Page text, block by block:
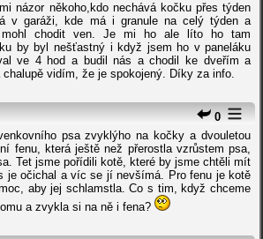
názor někoho,kdo nechává kočku přes týden
v garáži, kde má i granule na celý týden a
mohl chodit ven. Je mi ho ale líto ho tam
by byl nešťastný i když jsem ho v paneláku
ve 4 hod a budil nás a chodil ke dveřím a
vidím, že je spokojený. Díky za info.
0
psa zvyklýho na kočky a dvouletou
fenu, která ještě než přerostla vzrůstem psa,
Tet jsme pořídili kotě, které by jsme chtěli mít
je očichal a víc se jí nevšímá. Pro fenu je kotě
aby jej schlamstla. Co s tim, když chceme
a zvykla si na ně i fena?